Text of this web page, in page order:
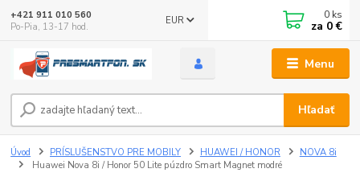
Menu
EUR
Hľadať
+421 911 010 560
Po-Pia, 13-17 hod.
0 ks
za 0 €
Úvod PRÍSLUŠENSTVO PRE MOBILY HUAWEI / HONOR
NOVA 8i
Huawei Nova 8i / Honor 50 Lite púzdro Smart Magnet modré